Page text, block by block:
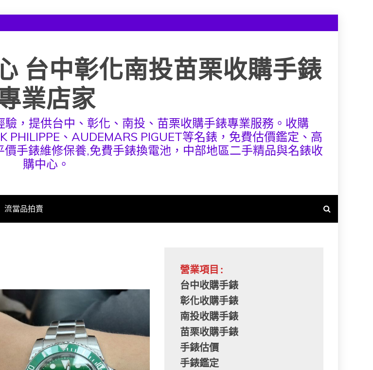
台中彰化南投苗栗收購手錶
業店家
，提供台中、彰化、南投、苗栗收購手錶專業服務。收購
PHILIPPE、AUDEMARS PIGUET等名錶，免費估價鑑定、高
手錶維修保養,免費手錶換電池，中部地區二手精品與名錶收
購中心。
流當品拍賣
營業項目:
台中收購手錶
彰化收購手錶
南投收購手錶
苗栗收購手錶
手錶估價
手錶鑑定